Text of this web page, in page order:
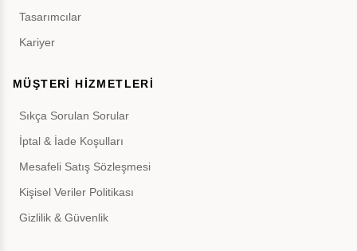
Tasarımcılar
Kariyer
MÜŞTERİ HİZMETLERİ
Sıkça Sorulan Sorular
İptal & İade Koşulları
Mesafeli Satış Sözleşmesi
Kişisel Veriler Politikası
Gizlilik & Güvenlik